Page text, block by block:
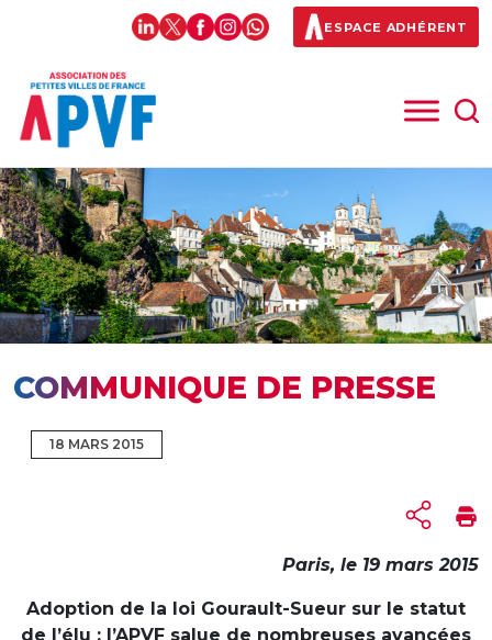
ESPACE ADHÉRENT
COMMUNIQUE DE PRESSE
18 MARS 2015
Paris, le 19 mars 2015
Adoption de la loi Gourault-Sueur sur le statut
de l’élu : l’APVF salue de nombreuses avancées